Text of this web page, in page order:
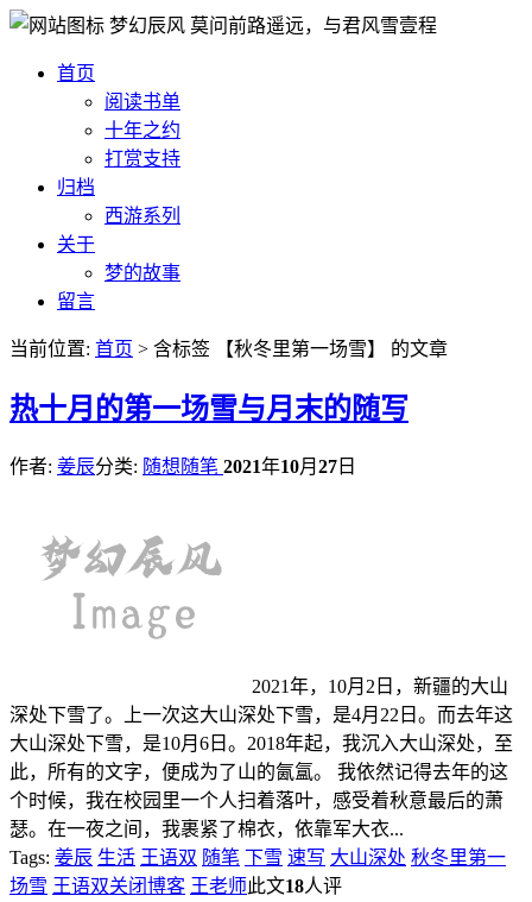
梦幻辰风 莫问前路遥远，与君风雪壹程
首页
阅读书单
十年之约
打赏支持
归档
西游系列
关于
梦的故事
留言
当前位置: 首页 > 含标签 【秋冬里第一场雪】 的文章
热十月的第一场雪与月末的随写
作者: 姜辰分类: 随想随笔 2021年10月 27 日
2021年，10月2日，新疆的大山
深处下雪了。上一次这大山深处下雪，是4月22日。而去年这
大山深处下雪，是10月6日。2018年起，我沉入大山深处，至
此，所有的文字，便成为了山的氤氲。 我依然记得去年的这
个时候，我在校园里一个人扫着落叶，感受着秋意最后的萧
瑟。在一夜之间，我裹紧了棉衣，依靠军大衣...
Tags: 姜辰 生活 王语双 随笔 下雪 速写 大山深处 秋冬里第一
场雪 王语双关闭博客 王老师此文18人评